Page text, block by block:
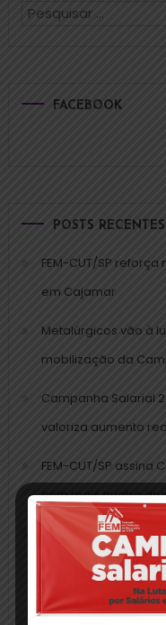
FACEBOOK
POSTS RECENTES
FEM-CUT/SP
em Cajamar
Metalúrgicos vão à
mobilização da
Campanha Salarial
valoriza aumento
FEM-CUT/SP assina
com mais quatro
Momento histórico:
Campanha Salarial
primeira vez